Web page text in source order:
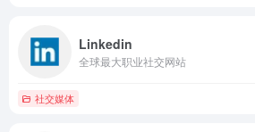
Linkedin
全球最大职业社交网站
社交媒体